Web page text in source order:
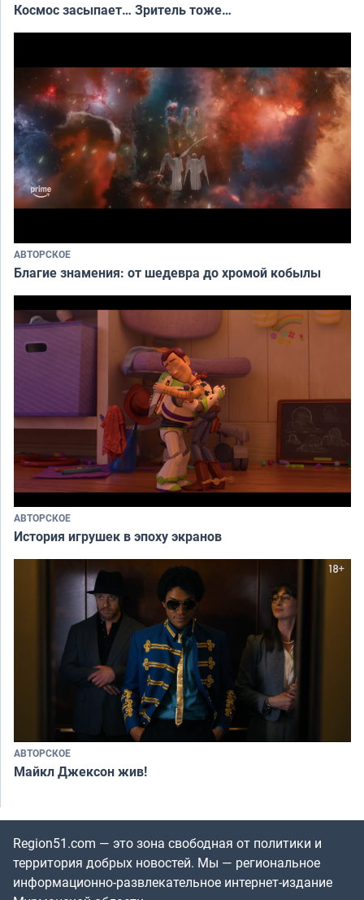
Космос засыпает… Зритель тоже…
АВТОРСКОЕ
Благие знамения: от шедевра до хромой кобылы
АВТОРСКОЕ
История игрушек в эпоху экранов
АВТОРСКОЕ
Майкл Джексон жив!
Region51.com — это зона свободная от политики и
территория добрых новостей. Мы — региональное
информационно-развлекательное интернет-издание